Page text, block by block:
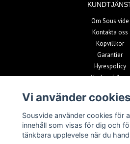
Om Sous vide
Kontakta oss
Köpvillkor
Garantier
Hyrespolicy
Vanliga frågor
Vi använder cookies
Sousvide använder cookies för
innehåll som visas för dig och
tänkbara upplevelse när du